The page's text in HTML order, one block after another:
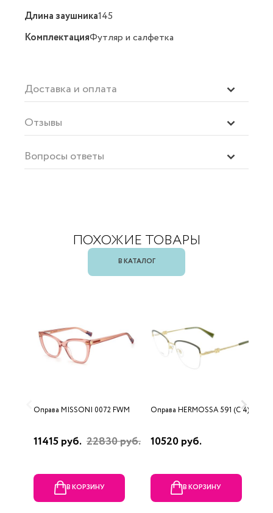
Длина заушника145
КомплектацияФутляр и салфетка
Доставка и оплата
Отзывы
Вопросы ответы
ПОХОЖИЕ ТОВАРЫ
В КАТАЛОГ
Оправа MISSONI 0072 FWM
11415 руб. 22830 руб.
В КОРЗИНУ
Оправа HERMOSSA 591 (C 4)
10520 руб.
В КОРЗИНУ